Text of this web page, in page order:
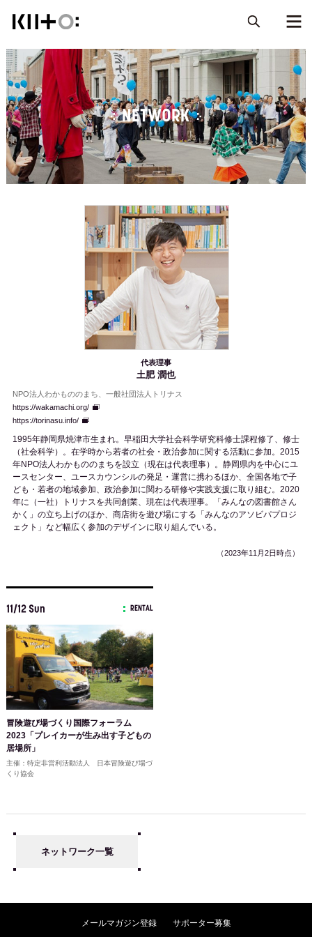
NETWORK
代表理事
土肥 潤也
NPO法人わかもののまち、一般社団法人トリナス
https://wakamachi.org/
https://torinasu.info/
1995年静岡県焼津市生まれ。早稲田大学社会科学研究科修士課程修了、修士
（社会科学）。在学時から若者の社会・政治参加に関する活動に参加。2015
年NPO法人わかもののまちを設立（現在は代表理事）。静岡県内を中心にユ
ースセンター、ユースカウンシルの発足・運営に携わるほか、全国各地で子
ども・若者の地域参加、政治参加に関わる研修や実践支援に取り組む。2020
年に（一社）トリナスを共同創業、現在は代表理事。「みんなの図書館さん
かく」の立ち上げのほか、商店街を遊び場にする「みんなのアソビパプロジ
ェクト」など幅広く参加のデザインに取り組んでいる。
（2023年11月2日時点）
11/12 Sun RENTAL
冒険遊び場づくり国際フォーラム
2023「プレイカーが生み出す子どもの
居場所」
主催：特定非営利活動法人 日本冒険遊び場づ
くり協会
ネットワーク一覧
メールマガジン登録 サポーター募集